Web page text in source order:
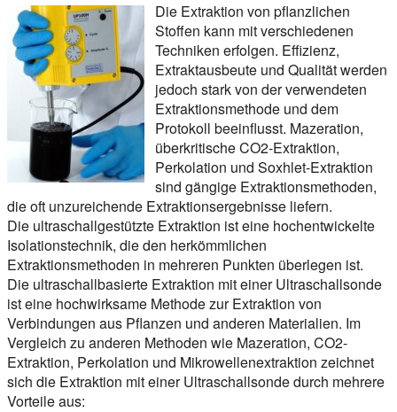
Die Extraktion von pflanzlichen
Stoffen kann mit verschiedenen
Techniken erfolgen. Effizienz,
Extraktausbeute und Qualität werden
jedoch stark von der verwendeten
Extraktionsmethode und dem
Protokoll beeinflusst. Mazeration,
überkritische CO2-Extraktion,
Perkolation und Soxhlet-Extraktion
sind gängige Extraktionsmethoden,
die oft unzureichende Extraktionsergebnisse liefern.
Die ultraschallgestützte Extraktion ist eine hochentwickelte
Isolationstechnik, die den herkömmlichen
Extraktionsmethoden in mehreren Punkten überlegen ist.
Die ultraschallbasierte Extraktion mit einer Ultraschallsonde
ist eine hochwirksame Methode zur Extraktion von
Verbindungen aus Pflanzen und anderen Materialien. Im
Vergleich zu anderen Methoden wie Mazeration, CO2-
Extraktion, Perkolation und Mikrowellenextraktion zeichnet
sich die Extraktion mit einer Ultraschallsonde durch mehrere
Vorteile aus: